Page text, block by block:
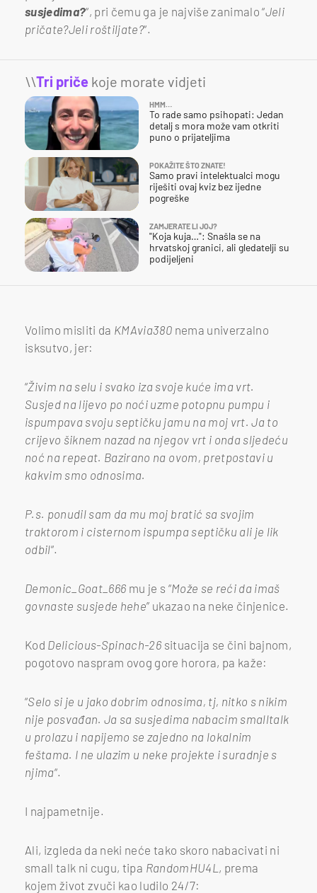
susjedima?“, pri čemu ga je najviše zanimalo “Jeli
pričate?Jeli roštiljate?“.
\\Tri priče koje morate vidjeti
HMM…
To rade samo psihopati: Jedan
detalj s mora može vam otkriti
puno o prijateljima
POKAŽITE ŠTO ZNATE!
Samo pravi intelektualci mogu
riješiti ovaj kviz bez ijedne
pogreške
ZAMJERATE LI JOJ?
"Koja kuja…": Snašla se na
hrvatskoj granici, ali gledatelji su
podijeljeni
Volimo misliti da KMAvia380 nema univerzalno
isksutvo, jer:
“Živim na selu i svako iza svoje kuće ima vrt.
Susjed na lijevo po noći uzme potopnu pumpu i
ispumpava svoju septičku jamu na moj vrt. Ja to
crijevo šiknem nazad na njegov vrt i onda sljedeću
noć na repeat. Bazirano na ovom, pretpostavi u
kakvim smo odnosima.
P.s. ponudil sam da mu moj bratić sa svojim
traktorom i cisternom ispumpa septičku ali je lik
odbil“.
Demonic_Goat_666 mu je s “Može se reći da imaš
govnaste susjede hehe” ukazao na neke činjenice.
Kod Delicious-Spinach-26 situacija se čini bajnom,
pogotovo naspram ovog gore horora, pa kaže:
“Selo si je u jako dobrim odnosima, tj, nitko s nikim
nije posvađan. Ja sa susjedima nabacim smalltalk
u prolazu i napijemo se zajedno na lokalnim
feštama. I ne ulazim u neke projekte i suradnje s
njima“.
I najpametnije.
Ali, izgleda da neki neće tako skoro nabacivati ni
small talk ni cugu, tipa RandomHU4L , prema
kojem život zvuči kao ludilo 24/7: